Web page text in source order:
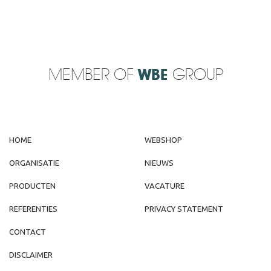
MEMBER OF WBE GROUP
HOME
ORGANISATIE
PRODUCTEN
REFERENTIES
WEBSHOP
NIEUWS
VACATURE
PRIVACY STATEMENT
CONTACT
DISCLAIMER